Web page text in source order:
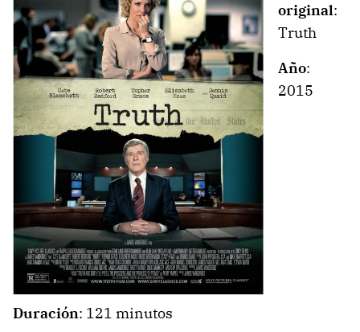
original:
Truth
Año:
2015
Duración: 121 minutos